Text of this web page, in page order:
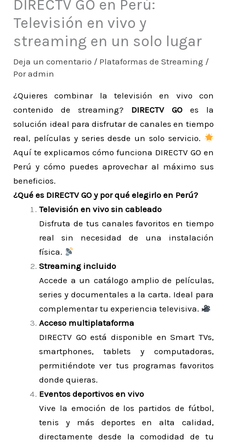
DIRECTV GO en Perú:
Televisión en vivo y
streaming en un solo lugar
Deja un comentario / Plataformas de Streaming /
Poradmin
¿Quieres combinar la televisión en vivo con
contenido de streaming? DIRECTV GOes la
solución ideal para disfrutar de canales en tiempo
real, películas y series desde un solo servicio.
Aquí te explicamos cómo funciona DIRECTV GO en
Perú y cómo puedes aprovechar al máximo sus
beneficios.
¿Qué es DIRECTV GO y por qué elegirlo en Perú?
Televisión en vivo sin cableado
Disfruta de tus canales favoritos en tiempo
real sin necesidad de una instalación
física.
Streaming incluido
Accede a un catálogo amplio de películas,
series y documentales a la carta. Ideal para
complementar tu experiencia televisiva.
Acceso multiplataforma
DIRECTV GO está disponible en Smart TVs,
smartphones, tablets y computadoras,
permitiéndote ver tus programas favoritos
donde quieras.
Eventos deportivos en vivo
Vive la emoción de los partidos de fútbol,
tenis y más deportes en alta calidad,
directamente desde la comodidad de tu